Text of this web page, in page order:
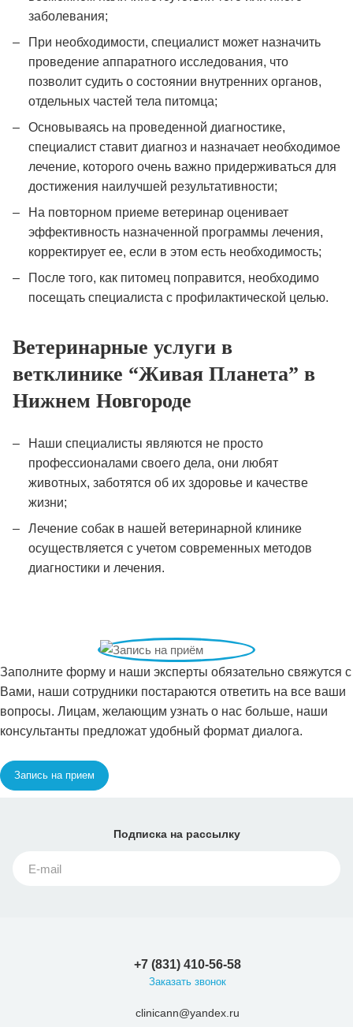
заболевания;
При необходимости, специалист может назначить
проведение аппаратного исследования, что
позволит судить о состоянии внутренних органов,
отдельных частей тела питомца;
Основываясь на проведенной диагностике,
специалист ставит диагноз и назначает необходимое
лечение, которого очень важно придерживаться для
достижения наилучшей результативности;
На повторном приеме ветеринар оценивает
эффективность назначенной программы лечения,
корректирует ее, если в этом есть необходимость;
После того, как питомец поправится, необходимо
посещать специалиста с профилактической целью.
Ветеринарные услуги в
ветклинике “Живая Планета” в
Нижнем Новгороде
Наши специалисты являются не просто
профессионалами своего дела, они любят
животных, заботятся об их здоровье и качестве
жизни;
Лечение собак в нашей ветеринарной клинике
осуществляется с учетом современных методов
диагностики и лечения.
Заполните форму и наши эксперты обязательно свяжутся с
Вами, наши сотрудники постараются ответить на все ваши
вопросы. Лицам, желающим узнать о нас больше, наши
консультанты предложат удобный формат диалога.
Запись на прием
Подпискана рассылку
+7 (831) 410-56-58
Заказать звонок
clinicann@yandex.ru